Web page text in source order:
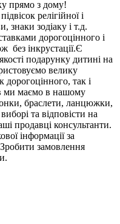
прямо з дому!
релігійної і
знаки зодіаку і т.д.
дорогоцінного і
без інкрустації.Є
подарунку дитині на
велику
дорогоцінного, так і
ми маємо в нашому
браслети, ланцюжки,
та відповісти на
продавці консультанти.
інформації за
замовлення